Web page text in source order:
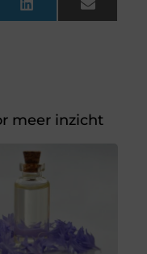
LinkedIn Email
meer inzicht